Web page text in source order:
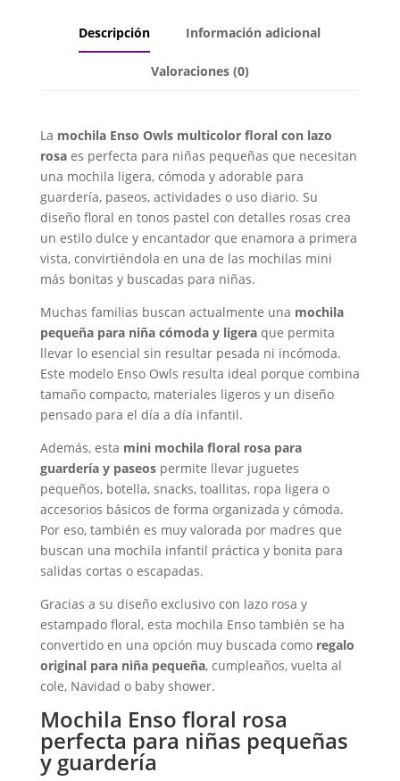
Descripción Información adicional
Valoraciones (0)
La mochila Enso Owls multicolor floral con lazo
rosaes perfecta para niñas pequeñas que necesitan
una mochila ligera, cómoda y adorable para
guardería, paseos, actividades o uso diario. Su
diseño floral en tonos pastel con detalles rosas crea
un estilo dulce y encantador que enamora a primera
vista, convirtiéndola en una de las mochilas mini
más bonitas y buscadas para niñas.
Muchas familias buscan actualmente una mochila
pequeña para niña cómoda y ligeraque permita
llevar lo esencial sin resultar pesada ni incómoda.
Este modelo Enso Owls resulta ideal porque combina
tamaño compacto, materiales ligeros y un diseño
pensado para el día a día infantil.
Además, esta mini mochila floral rosa para
guardería y paseospermite llevar juguetes
pequeños, botella, snacks, toallitas, ropa ligera o
accesorios básicos de forma organizada y cómoda.
Por eso, también es muy valorada por madres que
buscan una mochila infantil práctica y bonita para
salidas cortas o escapadas.
Gracias a su diseño exclusivo con lazo rosa y
estampado floral, esta mochila Enso también se ha
convertido en una opción muy buscada como regalo
original para niña pequeña, cumpleaños, vuelta al
cole, Navidad o baby shower.
Mochila Enso floral rosa
perfecta para niñas pequeñas
y guardería